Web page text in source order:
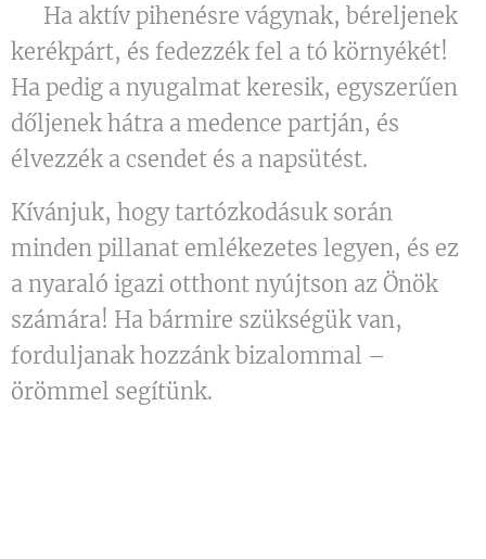
🚲 Ha aktív pihenésre vágynak, béreljenek
kerékpárt, és fedezzék fel a tó környékét!
Ha pedig a nyugalmat keresik, egyszerűen
dőljenek hátra a medence partján, és
élvezzék a csendet és a napsütést.
Kívánjuk, hogy tartózkodásuk során
minden pillanat emlékezetes legyen, és ez
a nyaraló igazi otthont nyújtson az Önök
számára! Ha bármire szükségük van,
forduljanak hozzánk bizalommal –
örömmel segítünk.